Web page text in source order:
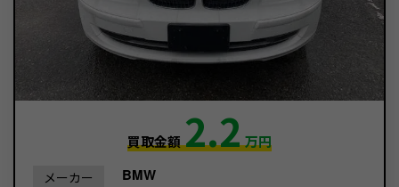
買取金額2.2万円
メーカー BMW